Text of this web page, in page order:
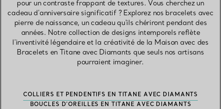
pour un contraste frappant de textures. Vous cherchez un
cadeau d'anniversaire significatif ? Explorez nos bracelets avec
pierre de naissance, un cadeau qu'ils chériront pendant des
années. Notre collection de designs intemporels reflète
l'inventivité légendaire et la créativité de la Maison avec des
Bracelets en Titane avec Diamants que seuls nos artisans
pourraient imaginer.
COLLIERS ET PENDENTIFS EN TITANE AVEC DIAMANTS
BOUCLES D’OREILLES EN TITANE AVEC DIAMANTS